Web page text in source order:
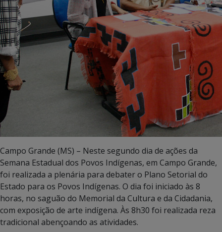
Campo Grande (MS) – Neste segundo dia de ações da
Semana Estadual dos Povos Indígenas, em Campo Grande,
foi realizada a plenária para debater o Plano Setorial do
Estado para os Povos Indígenas. O dia foi iniciado às 8
horas, no saguão do Memorial da Cultura e da Cidadania,
com exposição de arte indígena. Às 8h30 foi realizada reza
tradicional abençoando as atividades.